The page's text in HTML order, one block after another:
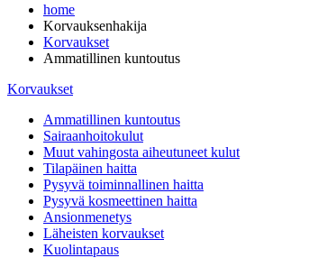
home
Korvauksenhakija
Korvaukset
Ammatillinen kuntoutus
Korvaukset
Ammatillinen kuntoutus
Sairaanhoitokulut
Muut vahingosta aiheutuneet kulut
Tilapäinen haitta
Pysyvä toiminnallinen haitta
Pysyvä kosmeettinen haitta
Ansionmenetys
Läheisten korvaukset
Kuolintapaus